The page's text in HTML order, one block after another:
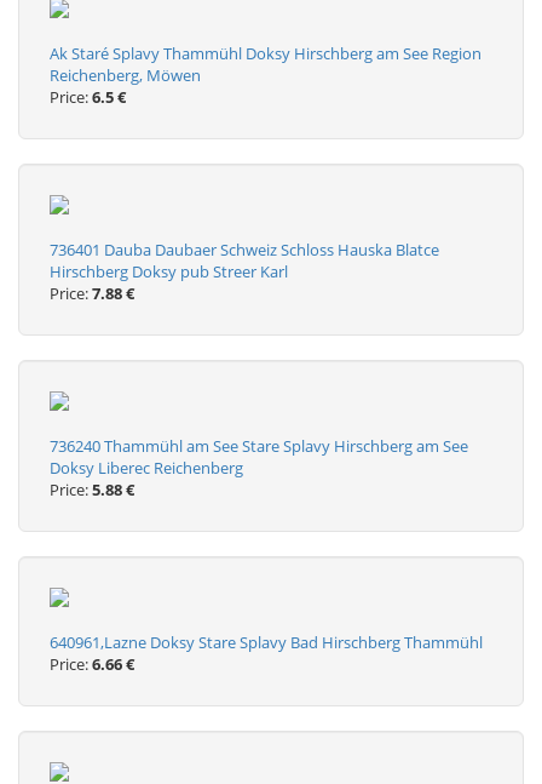
Ak Staré Splavy Thammühl Doksy Hirschberg am See Region
Reichenberg, Möwen
Price:6.5 €
736401 Dauba Daubaer Schweiz Schloss Hauska Blatce
Hirschberg Doksy pub Streer Karl
Price:7.88 €
736240 Thammühl am See Stare Splavy Hirschberg am See
Doksy Liberec Reichenberg
Price:5.88 €
640961,Lazne Doksy Stare Splavy Bad Hirschberg Thammühl
Price:6.66 €